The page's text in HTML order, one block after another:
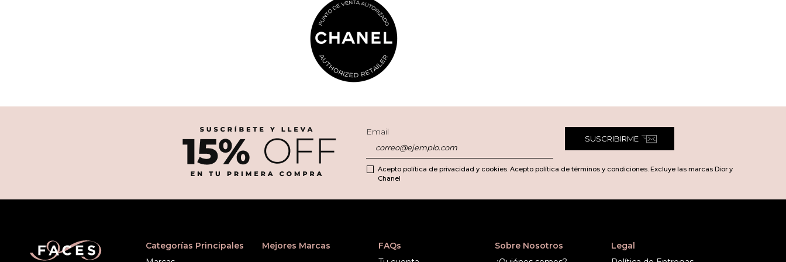
Email
SUSCRIBIRME
Acepto política de privacidad y cookies. Acepto política de términos y condiciones. Excluye las marcas Dior y
Chanel
Categorías Principales
Mejores Marcas
FAQs
Sobre Nosotros
Legal